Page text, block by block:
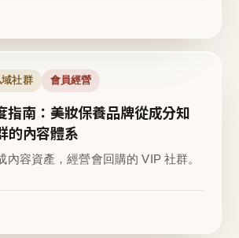
域社群 會員經營
指南：美妝保養品牌從成分知
的內容體系
內容資產，經營會回購的 VIP 社群。